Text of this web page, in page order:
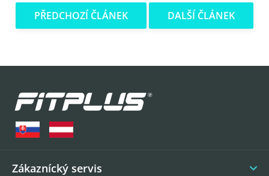
PŘEDCHOZÍ ČLÁNEK DALŠÍ ČLÁNEK
Zákaznícký servis